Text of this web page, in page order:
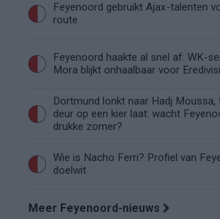
Feyenoord gebruikt Ajax-talenten
route
Feyenoord haakte al snel af: WK-
Mora blijkt onhaalbaar voor
Dortmund lonkt naar Hadj Moussa,
deur op een kier laat: wacht
drukke zomer?
Wie is Nacho Ferri? Profiel van
doelwit
Meer Feyenoord-nieuws